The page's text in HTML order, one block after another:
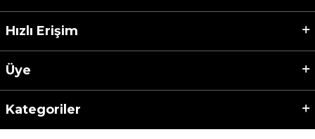
Hızlı Erişim
Üye
Kategoriler